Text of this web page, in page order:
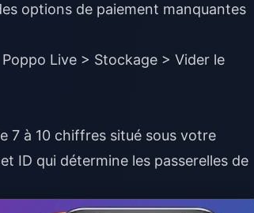
options de paiement manquantes
Live > Stockage > Vider le
7 à 10 chiffres situé sous votre
ID qui détermine les passerelles de